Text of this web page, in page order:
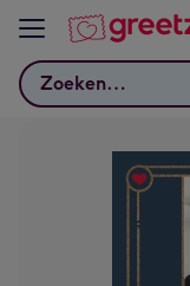
Bekijk meer
Zoeken